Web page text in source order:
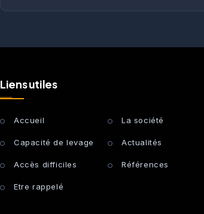
Liens utiles
Accueil La société
Capacité de levage Actualités
Accès difficiles Références
Etre rappelé